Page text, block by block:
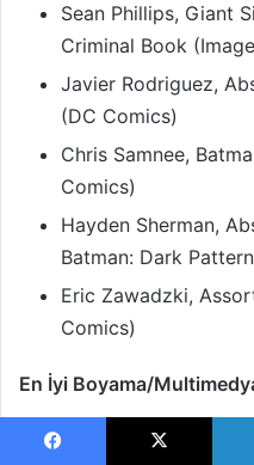
Sean Phillips, Giant
Criminal Book
Javier Rodriguez,
(DC Comics)
Chris Samnee,
Comics)
Hayden Sherman,
Batman: Dark
Eric Zawadzki,
Comics)
En İyi Boyama/
Teddy Kristiansen,